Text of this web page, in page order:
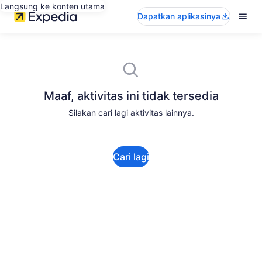
Langsung ke konten utama
Dapatkan aplikasinya
Maaf, aktivitas ini tidak tersedia
Silakan cari lagi aktivitas lainnya.
Cari lagi